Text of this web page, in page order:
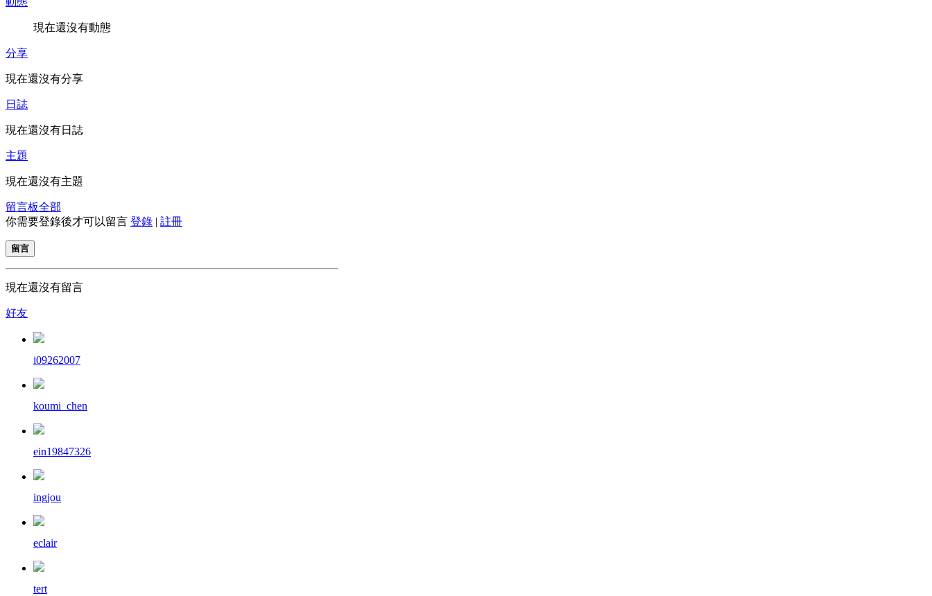
現在還沒有動態
分享
現在還沒有分享
日誌
現在還沒有日誌
主題
現在還沒有主題
留言板全部
你需要登錄後才可以留言 登錄 | 註冊
留言
現在還沒有留言
好友
i09262007
koumi_chen
ein19847326
ingjou
eclair
tert